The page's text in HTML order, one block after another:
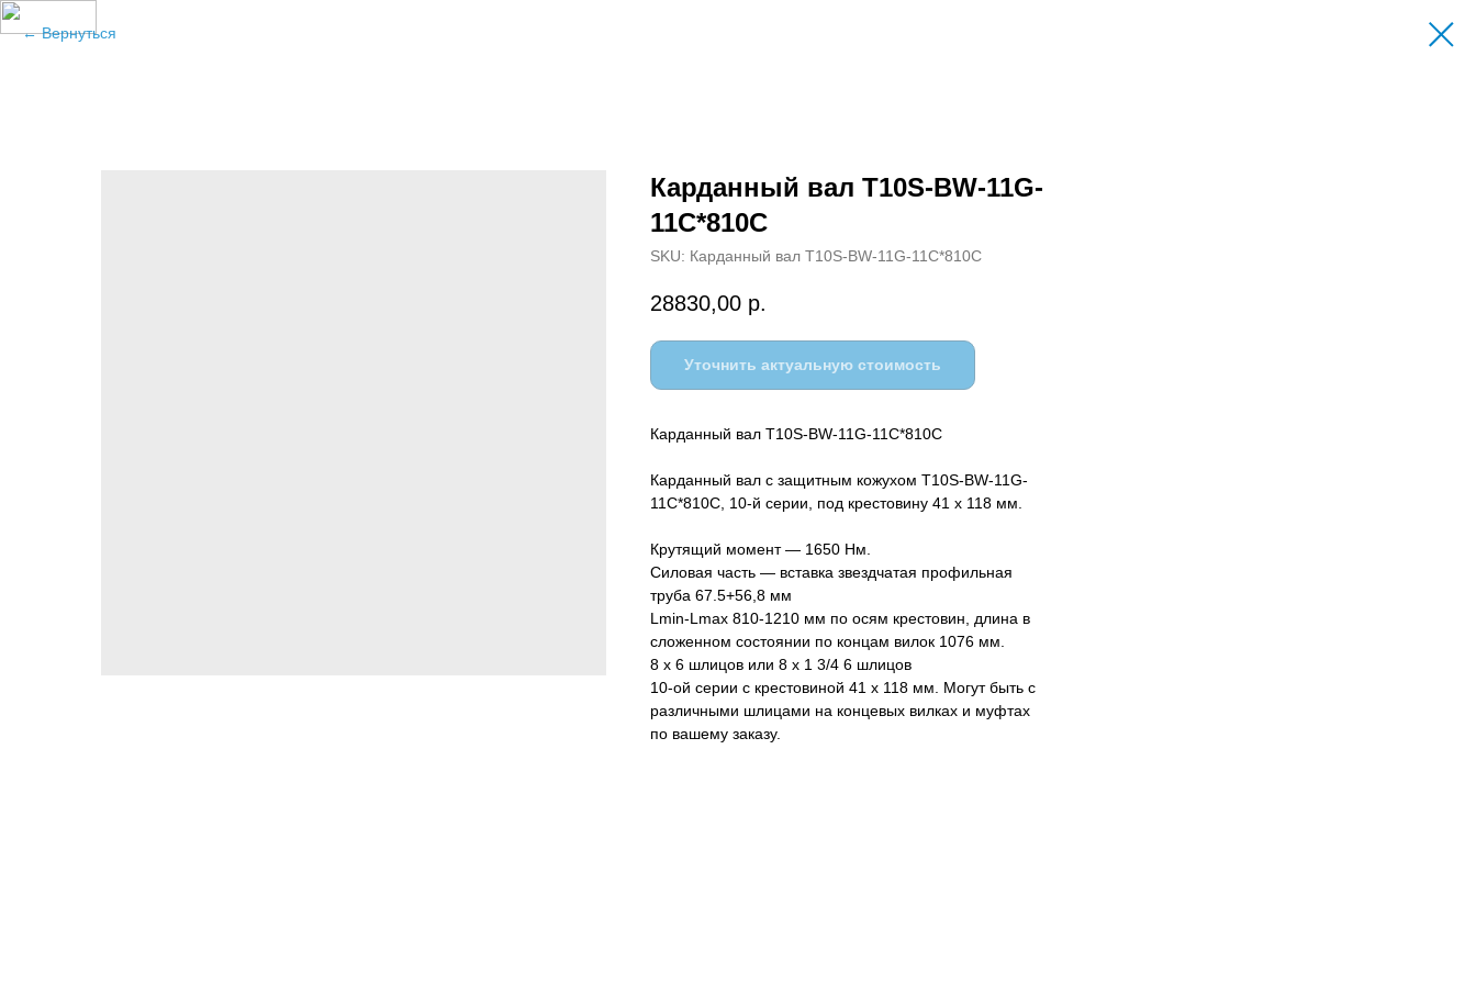
Вернуться
Карданный вал Т10S-ВW-11G-
11C*810C
SKU: Карданный вал Т10S-ВW-11G-11C*810C
28830,00 р.
Уточнить актуальную стоимость
Карданный вал Т10S-ВW-11G-11C*810C
Карданный вал с защитным кожухом Т10S-ВW-11G-
11C*810C, 10-й серии, под крестовину 41 х 118 мм.
Крутящий момент — 1650 Нм.
Силовая часть — вставка звездчатая профильная
труба 67.5+56,8 мм
Lmin-Lmax 810-1210 мм по осям крестовин, длина в
сложенном состоянии по концам вилок 1076 мм.
8 х 6 шлицов или 8 х 1 3/4 6 шлицов
10-ой серии с крестовиной 41 х 118 мм. Могут быть с
различными шлицами на концевых вилках и муфтах
по вашему заказу.